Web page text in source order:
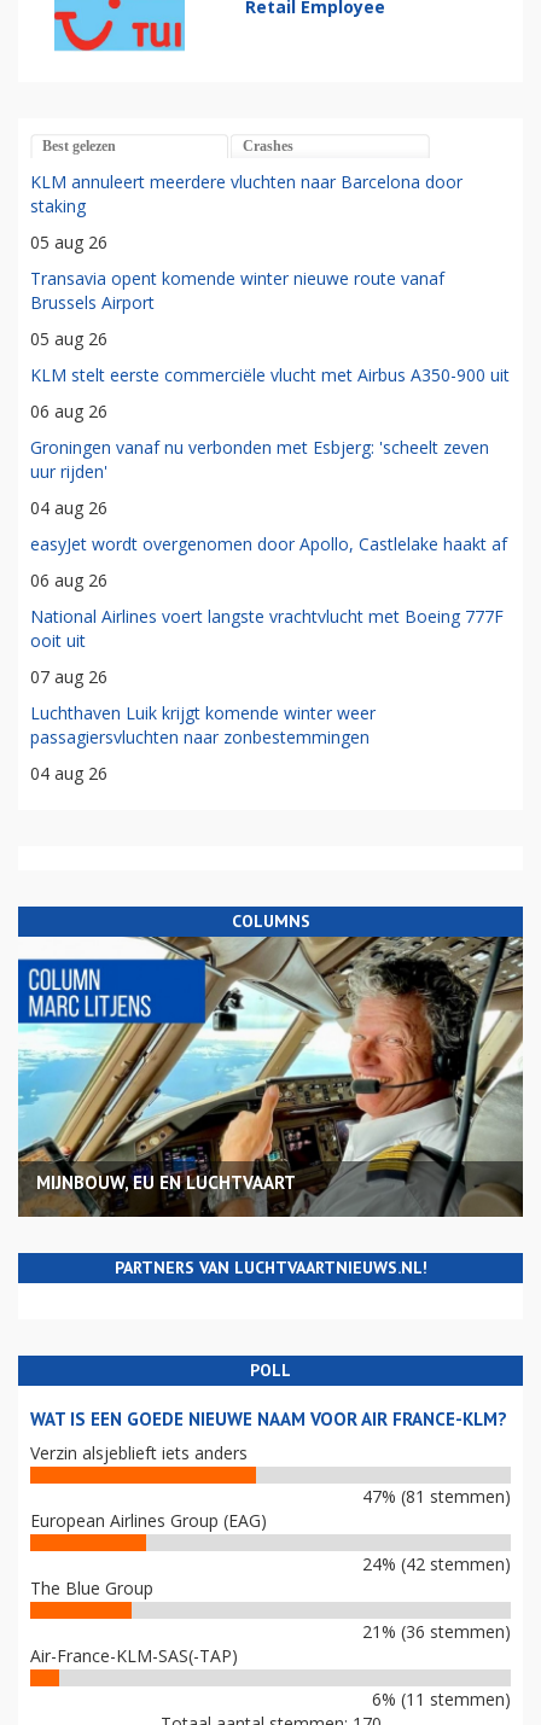
Retail Employee
Best gelezen Crashes
KLM annuleert meerdere vluchten naar Barcelona door
staking
05 aug 26
Transavia opent komende winter nieuwe route vanaf
Brussels Airport
05 aug 26
KLM stelt eerste commerciële vlucht met Airbus A350-900 uit
06 aug 26
Groningen vanaf nu verbonden met Esbjerg: 'scheelt zeven
uur rijden'
04 aug 26
easyJet wordt overgenomen door Apollo, Castlelake haakt af
06 aug 26
National Airlines voert langste vrachtvlucht met Boeing 777F
ooit uit
07 aug 26
Luchthaven Luik krijgt komende winter weer
passagiersvluchten naar zonbestemmingen
04 aug 26
COLUMNS
MIJNBOUW, EU EN LUCHTVAART
PARTNERS VAN LUCHTVAARTNIEUWS.NL!
POLL
WAT IS EEN GOEDE NIEUWE NAAM VOOR AIR FRANCE-KLM?
Verzin alsjeblieft iets anders
47% (81 stemmen)
European Airlines Group (EAG)
24% (42 stemmen)
The Blue Group
21% (36 stemmen)
Air-France-KLM-SAS(-TAP)
6% (11 stemmen)